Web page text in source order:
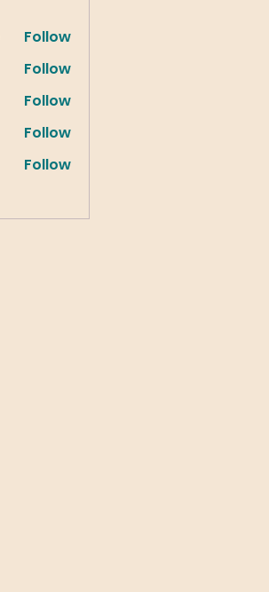
Follow
Follow
Follow
Follow
Follow